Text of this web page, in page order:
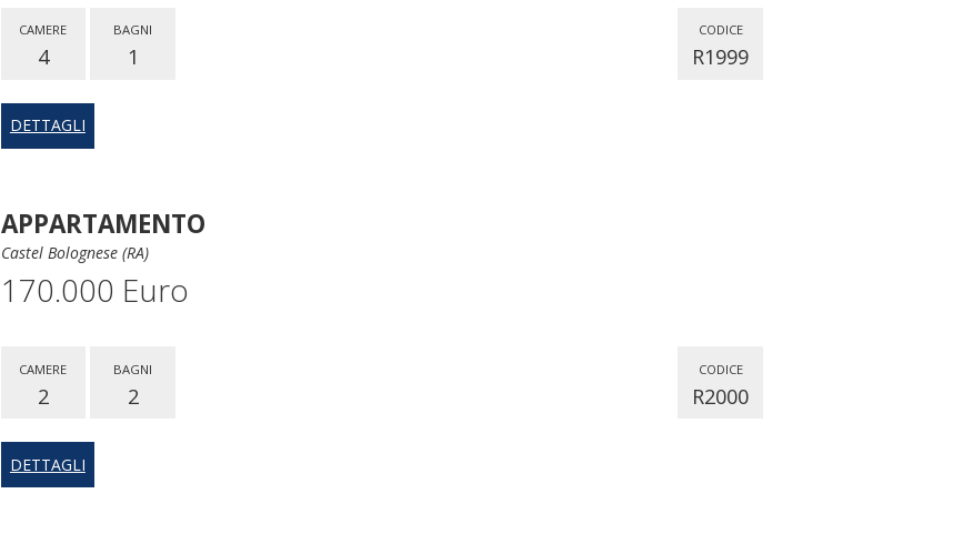
CODICE
R1999
CAMERE
4
BAGNI
1
DETTAGLI
APPARTAMENTO
Castel Bolognese (RA)
170.000 Euro
CODICE
R2000
CAMERE
2
BAGNI
2
DETTAGLI